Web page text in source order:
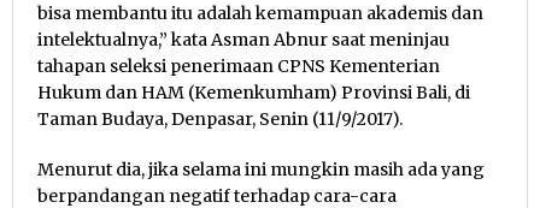
bisa membantu itu adalah kemampuan akademis dan
intelektualnya,” kata Asman Abnur saat meninjau
tahapan seleksi penerimaan CPNS Kementerian
Hukum dan HAM (Kemenkumham) Provinsi Bali, di
Taman Budaya, Denpasar, Senin (11/9/2017).
Menurut dia, jika selama ini mungkin masih ada yang
berpandangan negatif terhadap cara-cara